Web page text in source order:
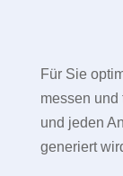
Für Sie
messen und
und jeden
generiert